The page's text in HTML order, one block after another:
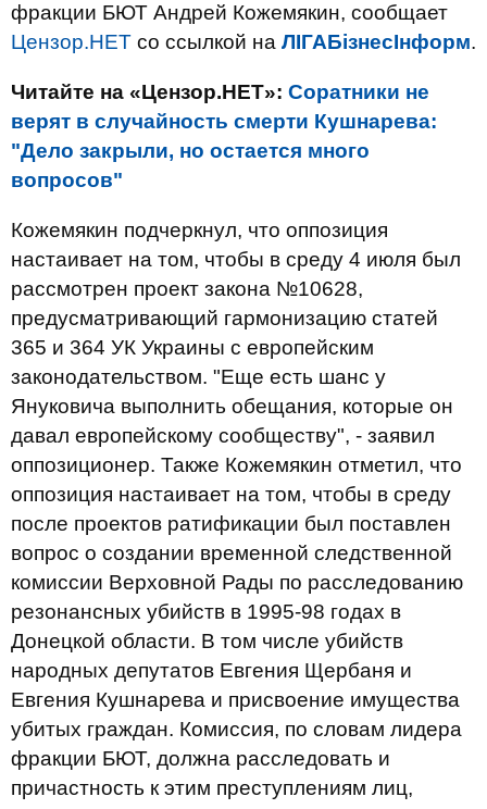
фракции БЮТ Андрей Кожемякин, сообщает
Цензор.НЕТ со ссылкой на ЛІГАБізнесІнформ.
Читайте на «Цензор.НЕТ»: Соратники не
верят в случайность смерти Кушнарева:
"Дело закрыли, но остается много
вопросов"
Кожемякин подчеркнул, что оппозиция
настаивает на том, чтобы в среду 4 июля был
рассмотрен проект закона №10628,
предусматривающий гармонизацию статей
365 и 364 УК Украины с европейским
законодательством. "Еще есть шанс у
Януковича выполнить обещания, которые он
давал европейскому сообществу", - заявил
оппозиционер. Также Кожемякин отметил, что
оппозиция настаивает на том, чтобы в среду
после проектов ратификации был поставлен
вопрос о создании временной следственной
комиссии Верховной Рады по расследованию
резонансных убийств в 1995-98 годах в
Донецкой области. В том числе убийств
народных депутатов Евгения Щербаня и
Евгения Кушнарева и присвоение имущества
убитых граждан. Комиссия, по словам лидера
фракции БЮТ, должна расследовать и
причастность к этим преступлениям лиц,